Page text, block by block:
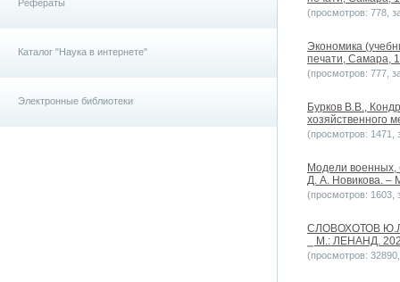
Рефераты
Каталог "Наука в интернете"
Электронные библиотеки
(просмотров: 778,
Экономика
печати, Самара,
(просмотров: 777,
Бурков В.В.,
хозяйственного
(просмотров: 1471,
Модели военных,
Д. А. Новикова. –
(просмотров: 1603,
СЛОВОХОТОВ Ю.Л.
⎯ М.: ЛЕНАНД.
(просмотров: